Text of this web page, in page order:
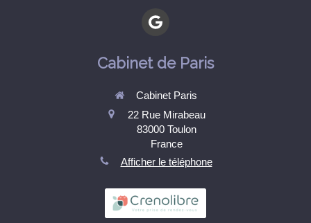
Cabinet de Paris
Cabinet Paris
22 Rue Mirabeau
83000 Toulon
France
Afficher le téléphone